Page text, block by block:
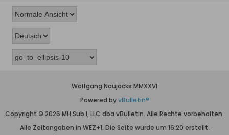
Wolfgang Naujocks MMXXVI
Powered byvBulletin®
Copyright © 2026 MH Sub I, LLC dba vBulletin. Alle Rechte vorbehalten.
Alle Zeitangaben in WEZ+1. Die Seite wurde um 16:20 erstellt.